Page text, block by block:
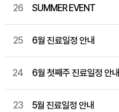
26 SUMMER EVENT
25 6월 진료일정 안내
24 6월 첫째주 진료일정 안내
23 5월 진료일정 안내